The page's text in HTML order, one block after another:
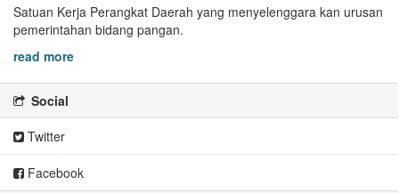
Satuan Kerja Perangkat Daerah yang menyelenggara kan urusan
pemerintahan bidang pangan.
read more
Social
Twitter
Facebook